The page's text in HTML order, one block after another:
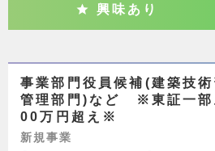
興味あり
事業部門役員候補(建築技術
管理部門)など ※東証一
00万円超え※
新規事業